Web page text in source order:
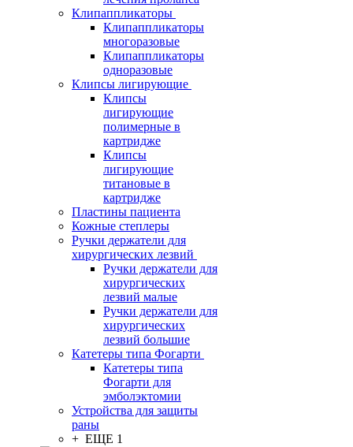
Клипаппликаторы
Клипаппликаторы
многоразовые
Клипаппликаторы
одноразовые
Клипсы лигирующие
Клипсы
лигирующие
полимерные в
картридже
Клипсы
лигирующие
титановые в
картридже
Пластины пациента
Кожные степлеры
Ручки держатели для
хирургических лезвий
Ручки держатели для
хирургических
лезвий малые
Ручки держатели для
хирургических
лезвий большие
Катетеры типа Фогарти
Катетеры типа
Фогарти для
эмболэктомии
Устройства для защиты
раны
+ ЕЩЕ 1